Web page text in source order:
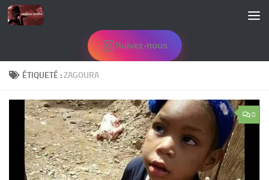
Skip to content
Suivez-nous
ÉTIQUETÉ :ZAGOURA
0